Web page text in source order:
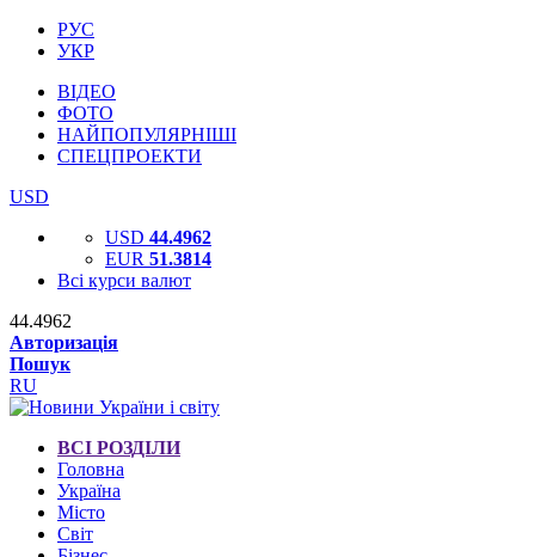
РУС
УКР
ВІДЕО
ФОТО
НАЙПОПУЛЯРНІШІ
СПЕЦПРОЕКТИ
USD
USD 44.4962
EUR 51.3814
Всі курси валют
44.4962
Авторизація
Пошук
RU
ВСІ РОЗДІЛИ
Головна
Україна
Місто
Світ